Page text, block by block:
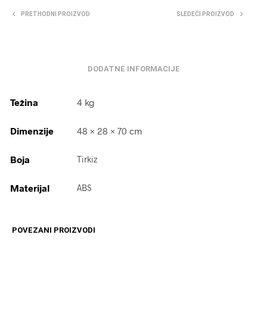
PRETHODNI PROIZVOD SLEDEĆI PROIZVOD
DODATNE INFORMACIJE
Težina 4 kg
Dimenzije 48 × 28 × 70 cm
Boja Tirkiz
Materijal ABS
POVEZANI PROIZVODI